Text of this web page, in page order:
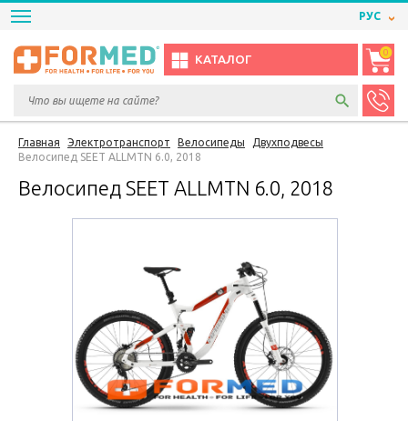
РУС
КАТАЛОГ
0
Главная Электротранспорт Велосипеды
Двухподвесы
Велосипед SEET ALLMTN 6.0, 2018
Велосипед SEET ALLMTN 6.0, 2018